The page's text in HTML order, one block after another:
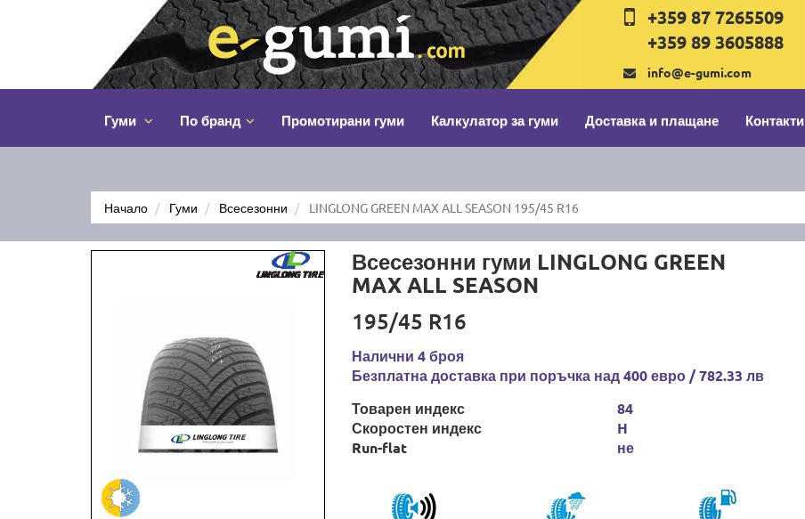
+359 87 7265509
+359 89 3605888
info@e-gumi.com
Гуми По бранд Промотирани гуми Калкулатор за гуми Доставка и плащане Контакти
Начало Гуми Всесезонни LINGLONG GREEN MAX ALL SEASON 195/45 R16
Всесезонни гуми LINGLONG GREEN
MAX ALL SEASON
195/45 R16
Налични 4 броя
Безплатна доставка при поръчка над 400 евро / 782.33 лв
Товарен индекс
Скоростен индекс
Run-flat
84
H
не